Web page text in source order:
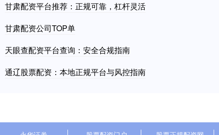
甘肃配资平台推荐：正规可靠，杠杆灵活
甘肃配资公司TOP单
天眼查配资平台查询：安全合规指南
通辽股票配资：本地正规平台与风控指南